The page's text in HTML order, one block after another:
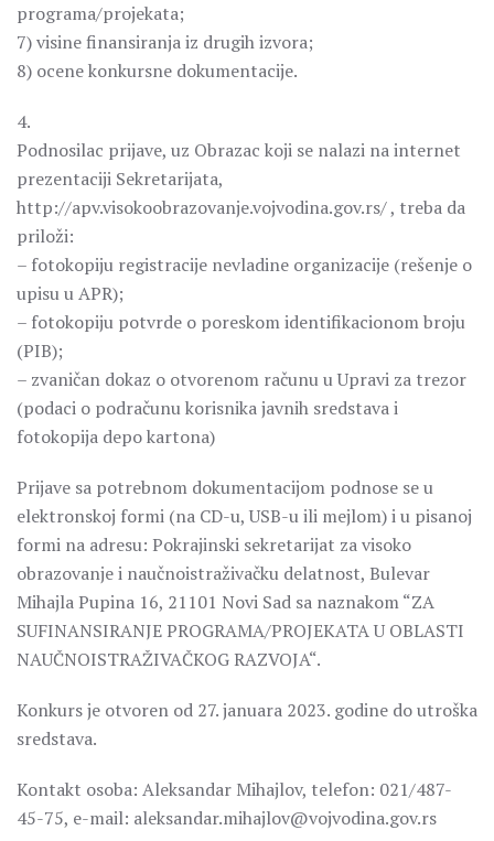
programa/projekata;
7) visine finansiranja iz drugih izvora;
8) ocene konkursne dokumentacije.
4.
Podnosilac prijave, uz Obrazac koji se nalazi na internet
prezentaciji Sekretarijata,
http://apv.visokoobrazovanje.vojvodina.gov.rs/ , treba da
priloži:
– fotokopiju registracije nevladine organizacije (rešenje o
upisu u APR);
– fotokopiju potvrde o poreskom identifikacionom broju
(PIB);
– zvaničan dokaz o otvorenom računu u Upravi za trezor
(podaci o podračunu korisnika javnih sredstava i
fotokopija depo kartona)
Prijave sa potrebnom dokumentacijom podnose se u
elektronskoj formi (na CD-u, USB-u ili mejlom) i u pisanoj
formi na adresu: Pokrajinski sekretarijat za visoko
obrazovanje i naučnoistraživačku delatnost, Bulevar
Mihajla Pupina 16, 21101 Novi Sad sa naznakom “ZA
SUFINANSIRANJE PROGRAMA/PROJEKATA U OBLASTI
NAUČNOISTRAŽIVAČKOG RAZVOJA“.
Konkurs je otvoren od 27. januara 2023. godine do utroška
sredstava.
Kontakt osoba: Aleksandar Mihajlov, telefon: 021/487-
45-75, e-mail: aleksandar.mihajlov@vojvodina.gov.rs